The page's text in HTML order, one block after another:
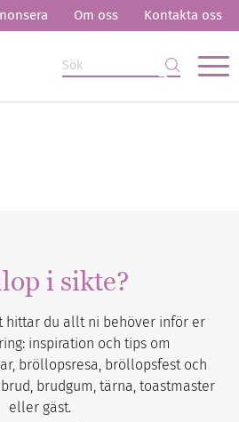
Om oss Kontakta oss
i sikte?
hittar du allt ni behöver inför er
inspiration och tips om
bröllopsresa, bröllopsfest och
brudgum, tärna, toastmaster
eller gäst.